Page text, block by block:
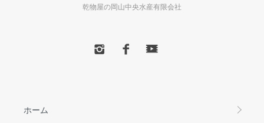
乾物屋の岡山中央水産有限会社
ホーム